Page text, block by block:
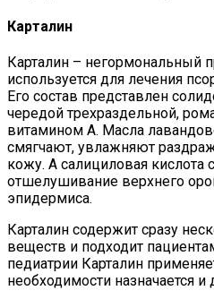
Карталин
Карталин – негормональный
используется для лечения
Его состав представлен
чередой трехраздельной,
витамином А. Масла
смягчают, увлажняют
кожу. А салициловая кислота
отшелушивание верхнего
эпидермиса.
Карталин содержит сразу
веществ и подходит
педиатрии Карталин
необходимости назначается